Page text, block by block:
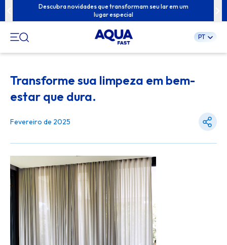
conteúdo
Descubra novidades que transformam seu lar em um
lugar especial
PT
Transforme sua limpeza em bem-
estar que dura.
Fevereiro de 2025